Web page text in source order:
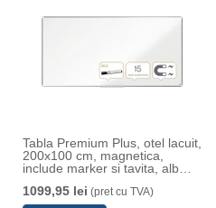
Tabla Premium Plus, otel lacuit,
200x100 cm, magnetica,
include marker si tavita, alb
1099,95 lei (pret cu TVA)